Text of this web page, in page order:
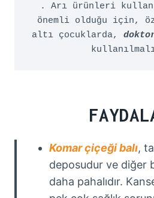
. Arı ürünleri
önemli olduğu için,
altı çocuklarda,
Komar çiçeği balı,
deposudur ve diğer
daha pahalıdır.